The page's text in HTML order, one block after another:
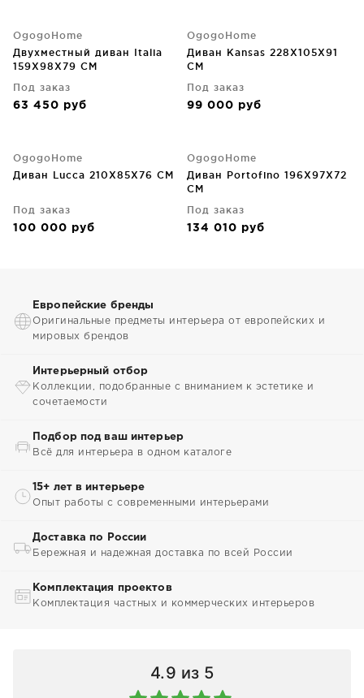
OgogoHome
Двухместный диван Italia
159X98X79 CM
Под заказ
63 450 руб
OgogoHome
Диван Kansas 228X105X91
CM
Под заказ
99 000 руб
OgogoHome
Диван Lucca 210X85X76 CM
Под заказ
100 000 руб
OgogoHome
Диван Portofino 196X97X72
CM
Под заказ
134 010 руб
Европейские бренды
Оригинальные предметы интерьера от европейских и
мировых брендов
Интерьерный отбор
Коллекции, подобранные с вниманием к эстетике и
сочетаемости
Подбор под ваш интерьер
Всё для интерьера в одном каталоге
15+ лет в интерьере
Опыт работы с современными интерьерами
Доставка по России
Бережная и надежная доставка по всей России
Комплектация проектов
Комплектация частных и коммерческих интерьеров
4.9 из 5